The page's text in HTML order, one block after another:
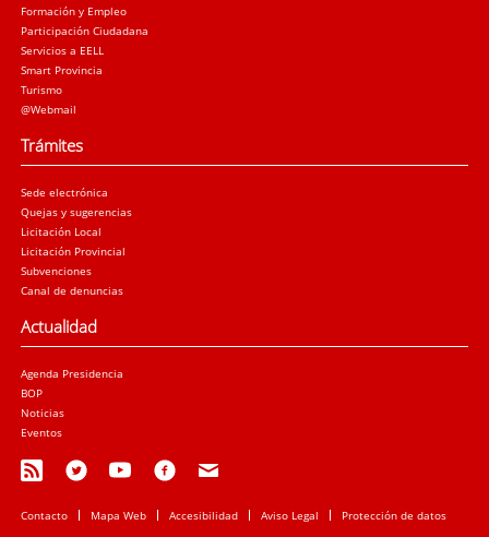
Formación y Empleo
Participación Ciudadana
Servicios a EELL
Smart Provincia
Turismo
@Webmail
Trámites
Sede electrónica
Quejas y sugerencias
Licitación Local
Licitación Provincial
Subvenciones
Canal de denuncias
Actualidad
Agenda Presidencia
BOP
Noticias
Eventos
Contacto Mapa Web Accesibilidad Aviso Legal Protección de datos